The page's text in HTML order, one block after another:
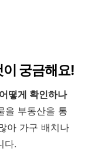
궁금해요!
떻게 확인하나
을 부동산을 통
아 가구 배치나
다.